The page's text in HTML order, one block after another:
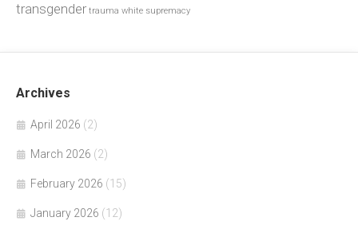
transgender trauma white supremacy
Archives
April 2026 (2)
March 2026 (2)
February 2026 (15)
January 2026 (12)